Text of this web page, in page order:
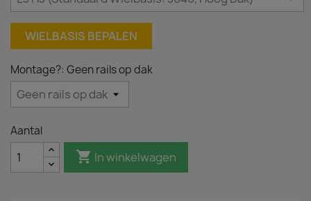
WIELBASIS BEPALEN
Montage?: Geen rails op dak
Aantal
 In winkelwagen